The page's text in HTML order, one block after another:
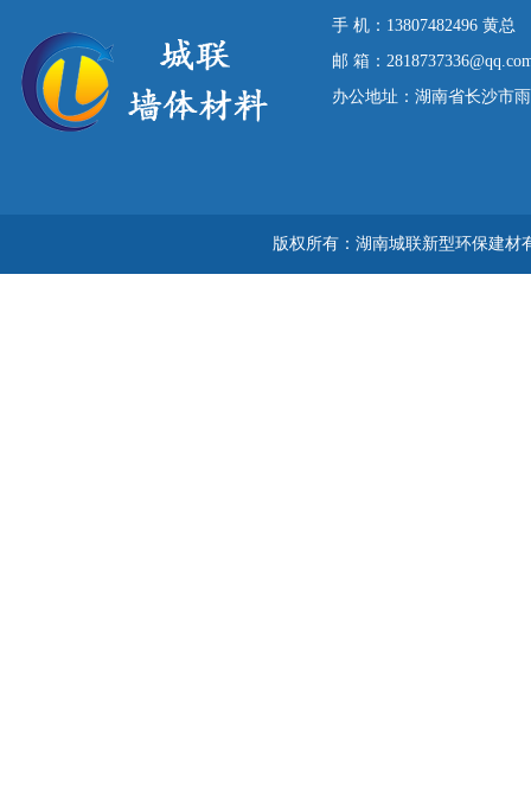
手 机：13807482496 黄总
邮 箱：
办公地址：湖南省长沙市
版权所有：湖南城联新型环保建